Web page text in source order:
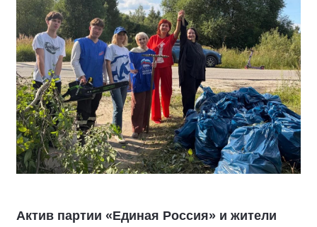
Актив партии «Единая Россия» и жители